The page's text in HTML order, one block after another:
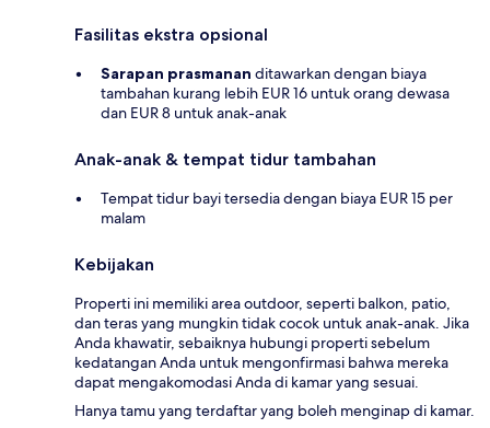
Fasilitas ekstra opsional
Sarapan prasmanan ditawarkan dengan biaya
tambahan kurang lebih EUR 16 untuk orang dewasa
dan EUR 8 untuk anak-anak
Anak-anak & tempat tidur tambahan
Tempat tidur bayi tersedia dengan biaya EUR 15 per
malam
Kebijakan
Properti ini memiliki area outdoor, seperti balkon, patio,
dan teras yang mungkin tidak cocok untuk anak-anak. Jika
Anda khawatir, sebaiknya hubungi properti sebelum
kedatangan Anda untuk mengonfirmasi bahwa mereka
dapat mengakomodasi Anda di kamar yang sesuai.
Hanya tamu yang terdaftar yang boleh menginap di kamar.